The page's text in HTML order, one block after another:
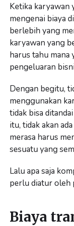
Ketika karyawan
mengenai biaya
berlebih yang
karyawan yang
harus tahu mana
pengeluaran
Dengan begitu,
menggunakan
tidak bisa
itu, tidak akan
merasa harus
sesuatu yang
Lalu apa saja
perlu diatur oleh
Biaya